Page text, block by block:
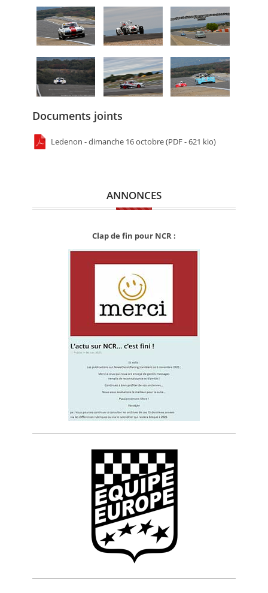
Documents joints
Ledenon - dimanche 16 octobre (PDF - 621 kio)
ANNONCES
Clap de fin pour NCR :